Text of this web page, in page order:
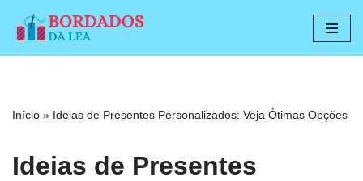
Pular
conteúdo
Início » Ideias de Presentes Personalizados: Veja Ótimas Opções
Ideias de Presentes